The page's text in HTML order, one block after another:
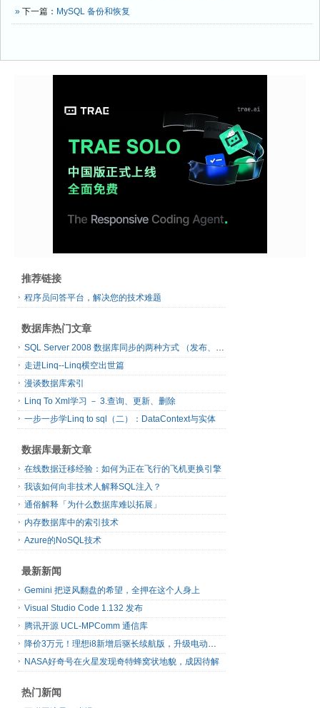
» 下一篇： MySQL 备份和恢复
推荐链接
程序员问答平台，解决您的技术难题
数据库热门文章
SQL Server 2008 数据库同步的两种方式 （发布、订阅）
走进Linq--Linq横空出世篇
漫谈数据库索引
Linq To Xml学习 － 3.查询、更新、删除
一步一步学Linq to sql（二）：DataContext与实体
数据库最新文章
在线数据迁移经验：如何为正在飞行的飞机更换引擎
我该如何向非技术人解释SQL注入？
通俗解释「为什么数据库难以拓展」
内存数据库中的索引技术
Azure的NoSQL技术
最新新闻
Gemini 把逆风翻盘的希望，全押在这个人身上
Visual Studio Code 1.132 发布
腾讯开源 UCL-MPComm 通信库
降价3万元！理想i8新增后驱长续航版，升级电动前备箱
NASA好奇号在火星发现奇特蜂窝状地貌，成因待解
热门新闻